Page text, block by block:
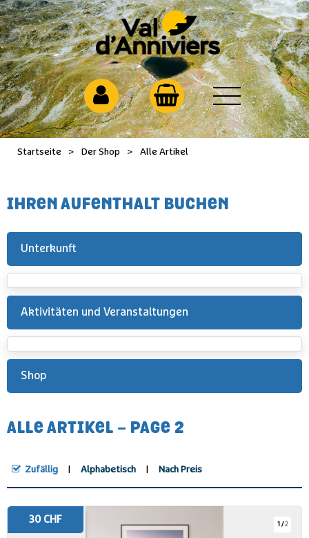
Startseite > Der Shop > Alle Artikel
IHREN AUFENTHALT BUCHEN
Unterkunft
Aktivitäten und Veranstaltungen
Shop
ALLE ARTIKEL - PAGE 2
Zufällig Alphabetisch Nach Preis
1 /2
30 CHF